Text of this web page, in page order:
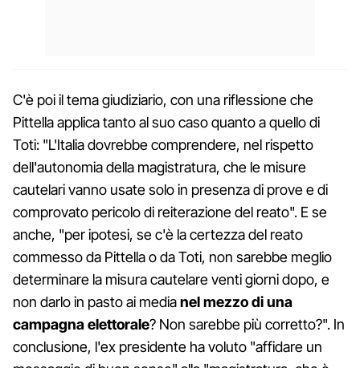
C'è poi il tema giudiziario, con una riflessione che
Pittella applica tanto al suo caso quanto a quello di
Toti: "L'Italia dovrebbe comprendere, nel rispetto
dell'autonomia della magistratura, che le misure
cautelari vanno usate solo in presenza di prove e di
comprovato pericolo di reiterazione del reato". E se
anche, "per ipotesi, se c'è la certezza del reato
commesso da Pittella o da Toti, non sarebbe meglio
determinare la misura cautelare venti giorni dopo, e
non darlo in pasto ai medianel mezzo di una
campagna elettorale? Non sarebbe più corretto?". In
conclusione, l'ex presidente ha voluto "affidare un